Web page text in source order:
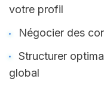
votre profil
Négocier des
Structurer
global